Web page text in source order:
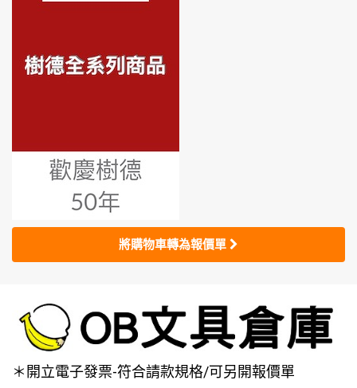
將購物車轉為報價單
＊開立電子發票-符合請款規格/可另開報價單